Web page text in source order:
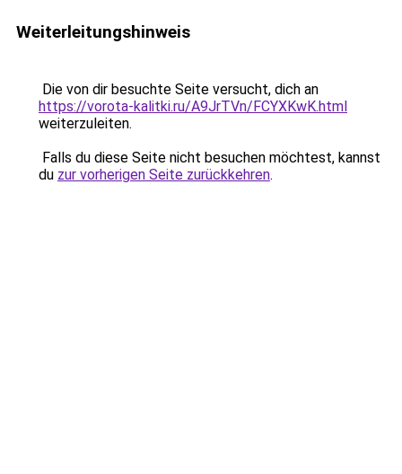
Weiterleitungshinweis
Die von dir besuchte Seite versucht, dich an
https://vorota-kalitki.ru/A9JrTVn/FCYXKwK.html
weiterzuleiten.
Falls du diese Seite nicht besuchen möchtest, kannst
du zur vorherigen Seite zurückkehren.